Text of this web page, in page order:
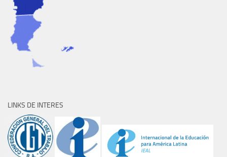
LINKS DE INTERES